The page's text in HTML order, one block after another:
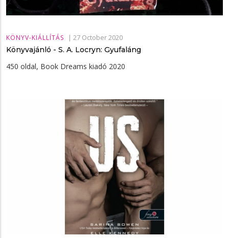
KÖNYV-KIÁLLÍTÁS | 27 October 2020
Könyvajánló - S. A. Locryn: Gyufaláng
450 oldal, Book Dreams kiadó 2020